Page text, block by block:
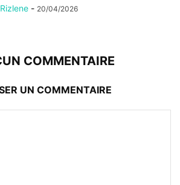
Rizlene - 20/04/2026
COMMENTAIRE
UN COMMENTAIRE